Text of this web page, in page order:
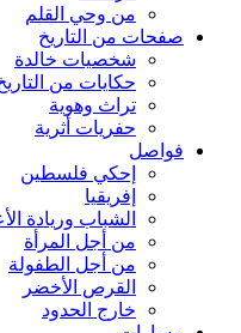
من وحي القلم
صفحات من التاريخ
شخصيات خالدة
حكايات من التاريخ
تراث وهوية
حفريات أثرية
فواصل
إحكي فلسطين
إفريقيا
الشباب وريادة الأعمال
من أجل المرأة
من أجل الطفولة
القرص الأخضر
خارج الحدود